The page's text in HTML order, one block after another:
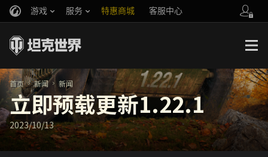
游戏 服务 特惠商城 客服中心
你好，吾久
万圣节
《以战止战》
官方自媒体
首页 新闻 新闻
立即预载更新1.22.1
2023/10/13